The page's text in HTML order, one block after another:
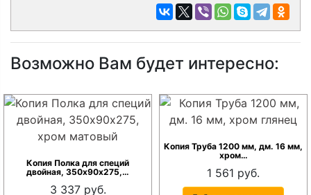
Возможно Вам будет интересно:
Копия Полка для специй
двойная, 350х90х275,…
3 337 руб.
Копия Труба 1200 мм, дм. 16 мм,
хром…
1 561 руб.